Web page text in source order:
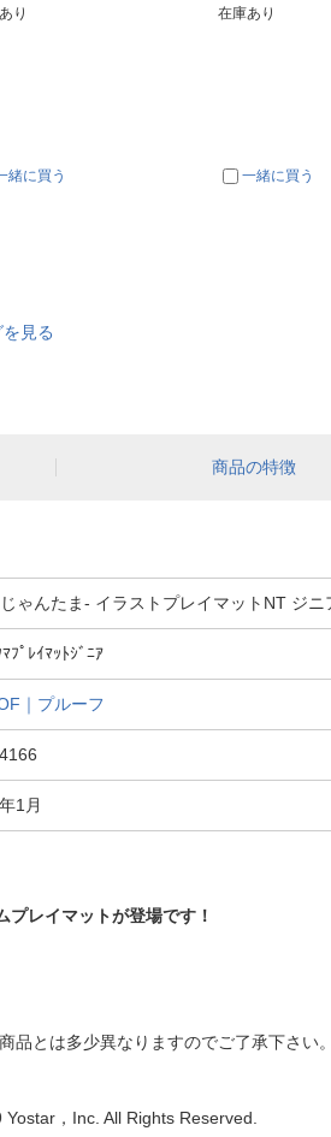
り
緒に買う
在庫あり
一緒に買う
見る
商品の特徴
ゃんたま- イラストプレイマットNT ジニ
ﾌﾟﾚｲﾏｯﾄｼﾞﾆｱ
｜プルーフ
1月
プレイマットが登場です！
とは多少異なりますのでご了承下さい。
，Inc. All Rights Reserved.